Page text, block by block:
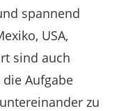
spannend
USA,
sind auch
Aufgabe
zu